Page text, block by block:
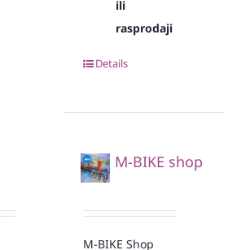
ili
rasprodaji
Details
M-BIKE shop
M-BIKE Shop